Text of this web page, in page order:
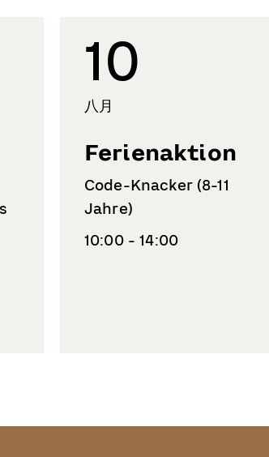
10
八月
Ferienaktion
Code-Knacker (8-11
Jahre)
10:00 - 14:00